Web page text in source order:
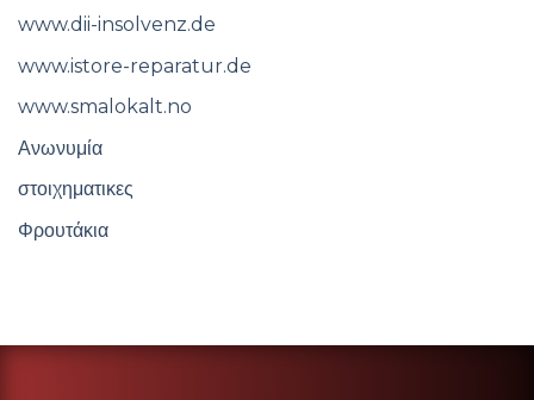
www.dii-insolvenz.de
www.istore-reparatur.de
www.smalokalt.no
Ανωνυμία
στοιχηματικες
Φρουτάκια